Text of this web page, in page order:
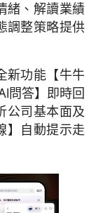
緒、解讀業績
調整策略提供
新功能【牛牛
問答】即時回
公司基本面及
】自動提示走